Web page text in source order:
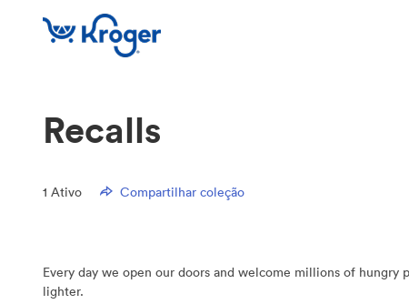
Recalls
1 Ativo Compartilhar coleção
Every day we open our doors and welcome millions of
lighter.